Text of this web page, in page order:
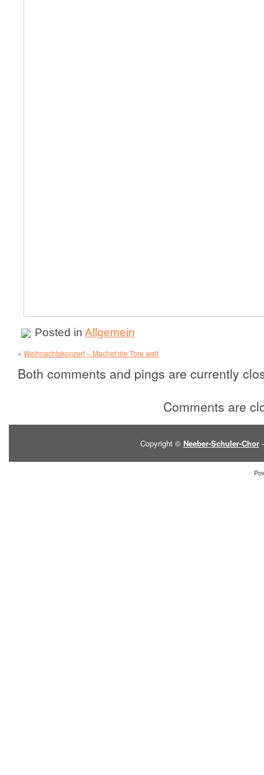
Posted in Allgemein
« Weihnachtskonzert – Machet die Tore weit
Both comments and pings are currently
Comments are
Copyright © Neeber-Schuler-Chor-